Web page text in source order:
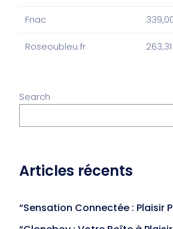
Fnac
Roseoubleu.fr
Search
Articles récents
“Sensation Connectée : Plaisir